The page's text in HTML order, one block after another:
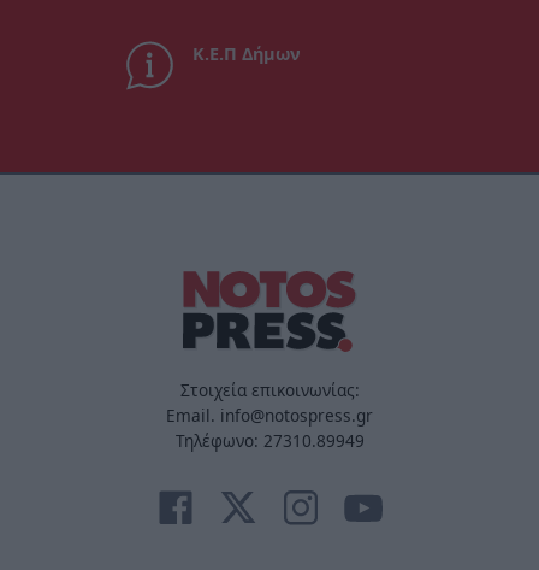
Κ.Ε.Π Δήμων
Στοιχεία επικοινωνίας:
Email. info@notospress.gr
Τηλέφωνο: 27310.89949